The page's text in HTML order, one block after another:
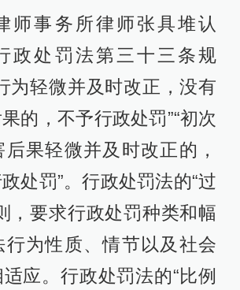
师事务所律师张具堆认
政处罚法第三十三条规
为轻微并及时改正，没有
的，不予行政处罚”“初次
果轻微并及时改正的，
处罚”。行政处罚法的“过
，要求行政处罚种类和幅
行为性质、情节以及社会
应。行政处罚法的“比例